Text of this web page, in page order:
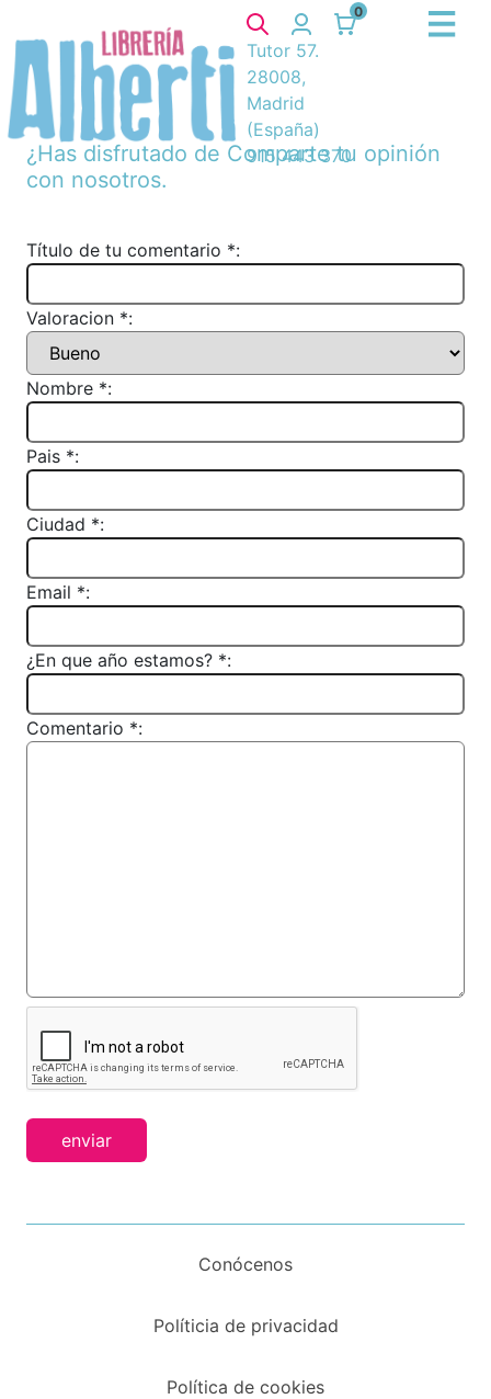
0
Tutor 57.
28008,
Madrid
(España)
915 443 370
¿Has disfrutado de Comparte tu opinión
con nosotros.
Título de tu comentario *:
Valoracion *:
Nombre *:
Pais *:
Ciudad *:
Email *:
¿En que año estamos? *:
Comentario *:
enviar
Conócenos
Políticia de privacidad
Política de cookies